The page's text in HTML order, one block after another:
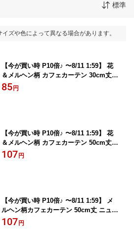
標準
ズや色によって異なる場合があります。
【今が買い時 P10倍♪ 〜8/11 1:59】 花
＆メルヘン柄 カフェカーテン 30cm丈
ローザンヌ 10cm単位カット メール便は
85 円
【今が買い時 P10倍♪ 〜8/11 1:59】 花
＆メルヘン柄 カフェカーテン 50cm丈
ローザンヌ 10cm単位カット メール便は
107 円
【今が買い時 P10倍♪ 〜8/11 1:59】 メ
ルヘン柄カフェカーテン 50cm丈 ニュー
ロキシ− 10cm単位カット メール便は3.0
107 円